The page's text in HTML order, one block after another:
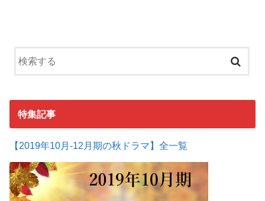
特集記事
【2019年10月-12月期の秋ドラマ】全一覧